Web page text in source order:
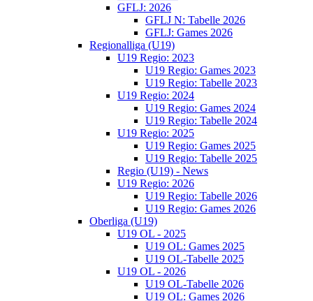
GFLJ: 2026
GFLJ N: Tabelle 2026
GFLJ: Games 2026
Regionalliga (U19)
U19 Regio: 2023
U19 Regio: Games 2023
U19 Regio: Tabelle 2023
U19 Regio: 2024
U19 Regio: Games 2024
U19 Regio: Tabelle 2024
U19 Regio: 2025
U19 Regio: Games 2025
U19 Regio: Tabelle 2025
Regio (U19) - News
U19 Regio: 2026
U19 Regio: Tabelle 2026
U19 Regio: Games 2026
Oberliga (U19)
U19 OL - 2025
U19 OL: Games 2025
U19 OL-Tabelle 2025
U19 OL - 2026
U19 OL-Tabelle 2026
U19 OL: Games 2026